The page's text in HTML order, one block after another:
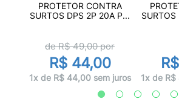
PROTETOR CONTRA
SURTOS DPS 2P 20A P...
de R$49,00por
R$ 44,00
1x de R$ 44,00 sem juros 1x de